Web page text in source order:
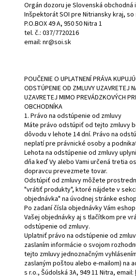
Orgán dozoru je Slovenská obchodná
Inšpektorát SOI pre Nitriansky kraj, so
P.O.BOX 49 A, 950 50 Nitra 1
tel. č.: 037/7720216
email: nr@soi.sk
POUČENIE O UPLATNENÍ PRÁVA
ODSTÚPENIE OD ZMLUVY UZAVRETEJ
UZAVRETEJ MIMO PREVÁDZKOVÝCH
OBCHODNÍKA
1. Právo na odstúpenie od zmluvy
Máte právo odstúpiť od tejto zmluvy
dôvodu v lehote 14 dní. Právo na
neplatí pre právnické osoby a
Lehota na odstúpenie od zmluvy
dňa keď Vy alebo Vami určená tretia
dopravcu prevezmete tovar.
Odstúpiť od zmluvy môžete
"vrátiť produkty", ktoré nájdete v
objednávka" na úvodnej stránke
Po zadaní čísla objednávky Vám
Vašej objednávky aj s tlačítkom pre
odstúpenie od zmluvy.
Uplatniť právo na odstúpenie od
zaslaním informácie o svojom
tejto zmluvy jednoznačným
zaslaným poštou alebo e-mailom) na
s r.o., Šúdolská 3A, 949 11 Nitra, email: